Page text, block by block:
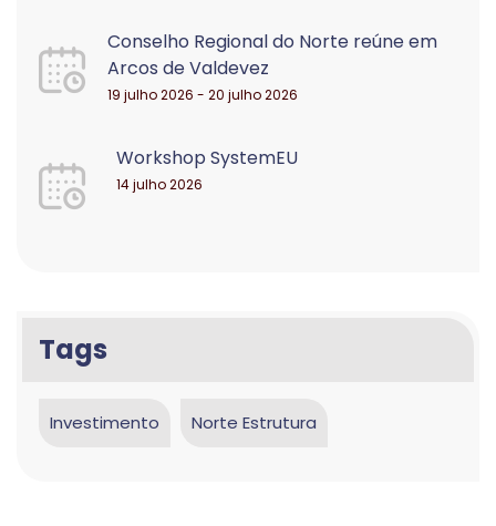
Conselho Regional do Norte reúne em
Arcos de Valdevez
19 julho 2026 - 20 julho 2026
Workshop SystemEU
14 julho 2026
Tags
Investimento Norte Estrutura